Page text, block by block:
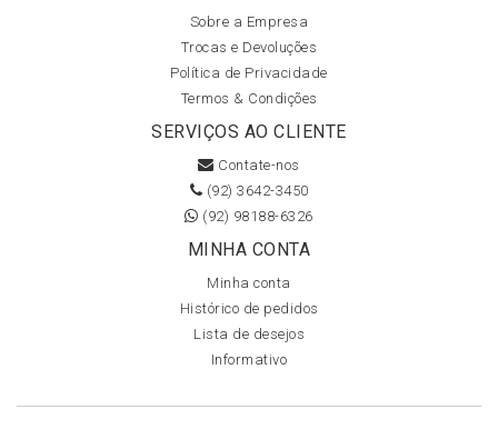
Sobre a Empresa
Trocas e Devoluções
Política de Privacidade
Termos & Condições
SERVIÇOS AO CLIENTE
Contate-nos
(92) 3642-3450
(92) 98188-6326
MINHA CONTA
Minha conta
Histórico de pedidos
Lista de desejos
Informativo